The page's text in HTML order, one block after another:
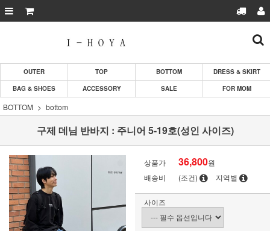
OUTER TOP BOTTOM
DRESS & SKIRT
BAG & SHOES
ACCESSORY SALE FOR MOM
BOTTOM bottom
구제 데님 반바지 : 주니어 5-19호(성인 사이즈)
상품가 36,800원
배송비
(조건) 지역별
사이즈